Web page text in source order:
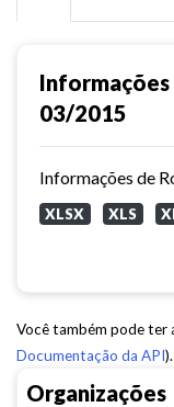
Organizações
Informações
03/2015
XLSX XLS
Você também pode ter
Documentação da API).